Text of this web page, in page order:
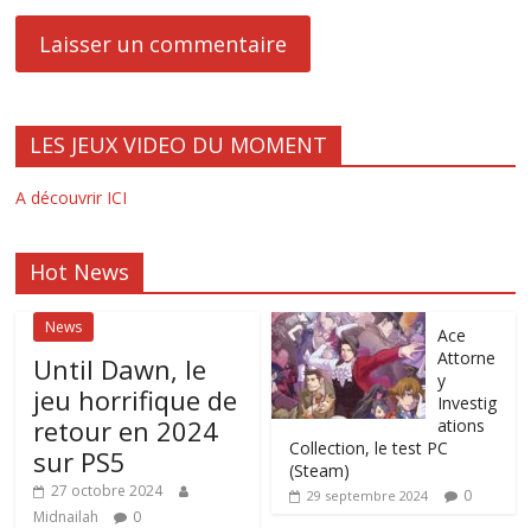
LES JEUX VIDEO DU MOMENT
A découvrir ICI
Hot News
News
Until Dawn, le
jeu horrifique de
retour en 2024
sur PS5
27 octobre 2024
Midnailah
0
Ace
Attorne
y
Investig
ations
Collection, le test PC
(Steam)
29 septembre 2024 0